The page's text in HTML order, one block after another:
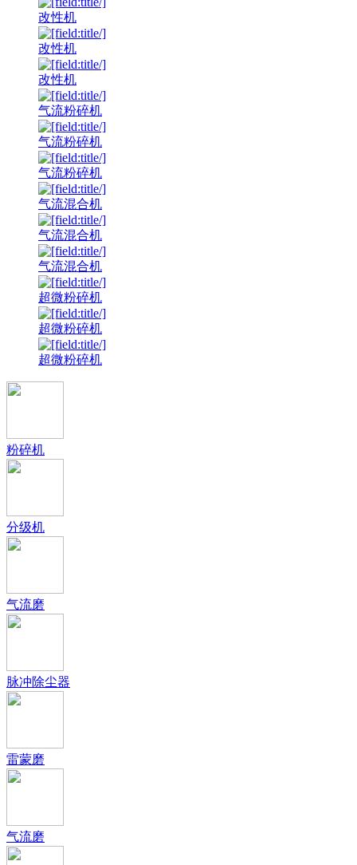
改性机
改性机
改性机
气流粉碎机
气流粉碎机
气流粉碎机
气流混合机
气流混合机
气流混合机
超微粉碎机
超微粉碎机
超微粉碎机
粉碎机
分级机
气流磨
脉冲除尘器
雷蒙磨
气流磨